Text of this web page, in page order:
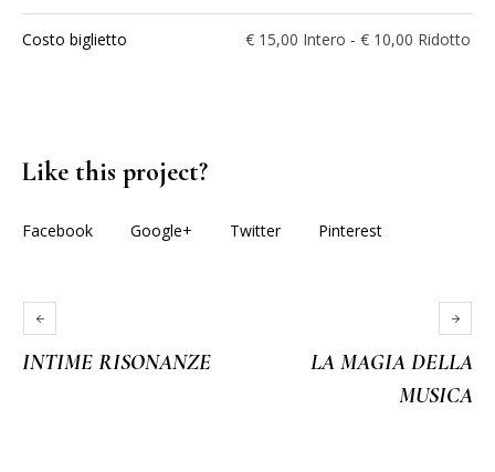
Costo biglietto € 15,00 Intero - € 10,00 Ridotto
Like this project?
Facebook Google+ Twitter Pinterest
INTIME RISONANZE
LA MAGIA DELLA
MUSICA